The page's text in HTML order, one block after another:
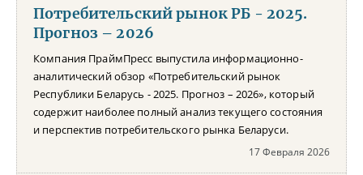
Потребительский рынок РБ - 2025.
Прогноз – 2026
Компания ПраймПресс выпустила информационно-
аналитический обзор «Потребительский рынок
Республики Беларусь - 2025. Прогноз – 2026», который
содержит наиболее полный анализ текущего состояния
и перспектив потребительского рынка Беларуси.
17 Февраля 2026